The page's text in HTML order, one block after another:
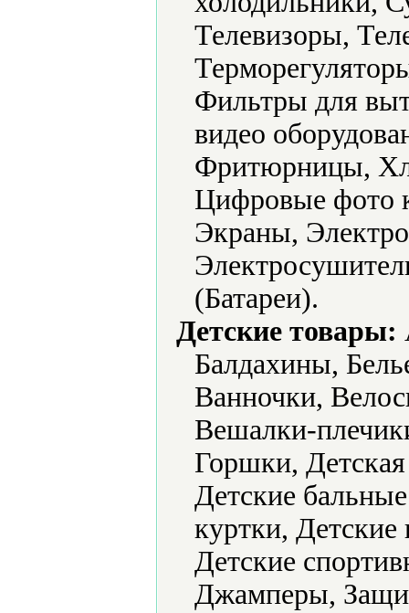
Телевизоры,
Фильтры для
видео
Фритюрницы,
Цифровые фото
Экраны,
(Батареи).
Детские товары:
Балдахины,
Ванночки,
Вешалки-
Горшки,
Детские
куртки, Детские
Детские
Джамперы,